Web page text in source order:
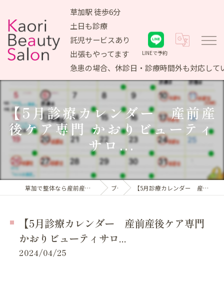
草加駅 徒歩6分
土日も診療
託児サービスあり
出張もやってます
急患の場合、休診日・診療時間外も対応して
LINEで予約
【5月診療カレンダー 産前産
後ケア専門 かおりビューティ
サロ...
草加で整体なら産前産後ケア専門 かおりビューティサロン ブログ 【5月診療カレンダー 産前産後ケア専門 かおりビューティサロ...
【5月診療カレンダー 産前産後ケア専門
かおりビューティサロ...
2024/04/25